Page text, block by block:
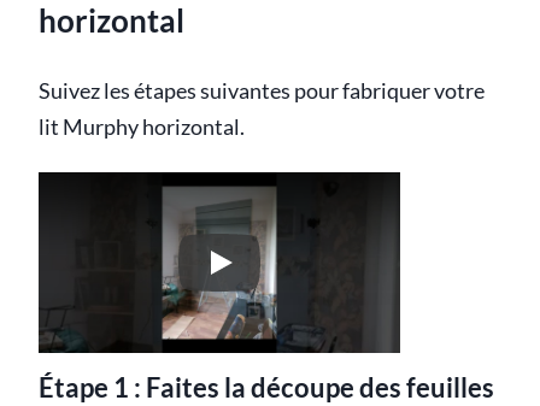
horizontal
Suivez les étapes suivantes pour fabriquer votre
lit Murphy horizontal.
Étape 1 : Faites la découpe des feuilles